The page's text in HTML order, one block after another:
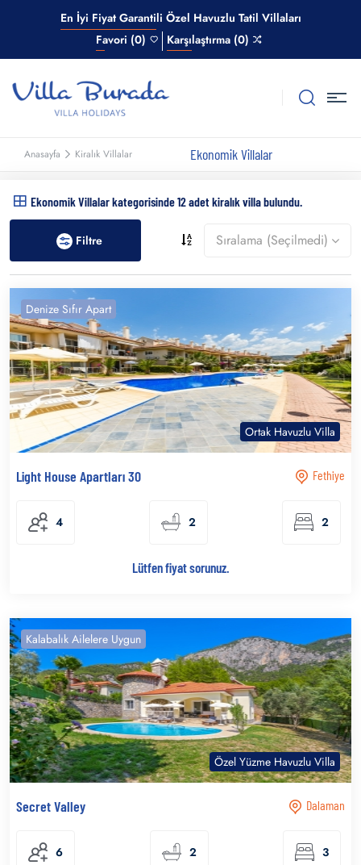
En İyi Fiyat Garantili Özel Havuzlu Tatil Villaları
Favori (0)
Karşılaştırma (0)
Anasayfa Kiralık Villalar Ekonomik Villalar
Ekonomik Villalar kategorisinde 12 adet kiralık villa bulundu.
Filtre Sıralama (Seçilmedi)
Denize Sıfır Apart
Ortak Havuzlu Villa
Fethiye
Light House Apartları 30
4 2 2
Lütfen fiyat sorunuz.
Kalabalık Ailelere Uygun
Özel Yüzme Havuzlu Villa
Dalaman
Secret Valley
6 2 3